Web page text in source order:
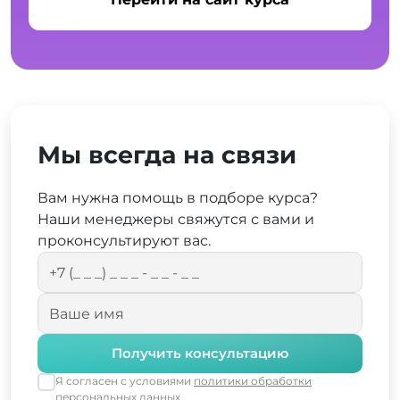
Мы всегда на связи
Вам нужна помощь в подборе курса?
Наши менеджеры свяжутся с вами и
проконсультируют вас.
Получить консультацию
Я согласен с условиями политики обработки
персональных данных